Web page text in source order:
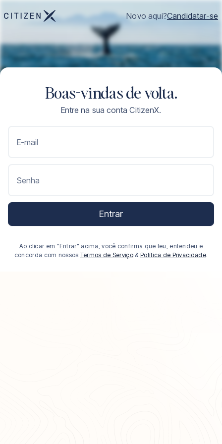
Novo aqui?Candidatar-se
Boas-vindas de volta.
Entre na sua conta CitizenX.
E-mail
Senha
Entrar
Ao clicar em "Entrar" acima, você confirma que leu, entendeu e
concorda com nossos Termos de Serviço & Política de Privacidade.